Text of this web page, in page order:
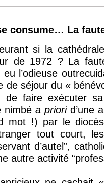
consume… La
si la
de 1972 ? La
eu l’odieuse
de séjour du «
de faire exécuter
nimbé a priorid’une
mot !) par le
tout court,
d’autel”,
autre activité